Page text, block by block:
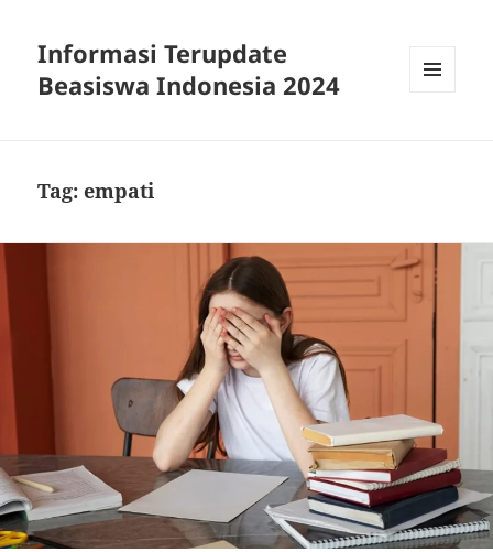
Informasi Terupdate
Beasiswa Indonesia 2024
Tag:empati